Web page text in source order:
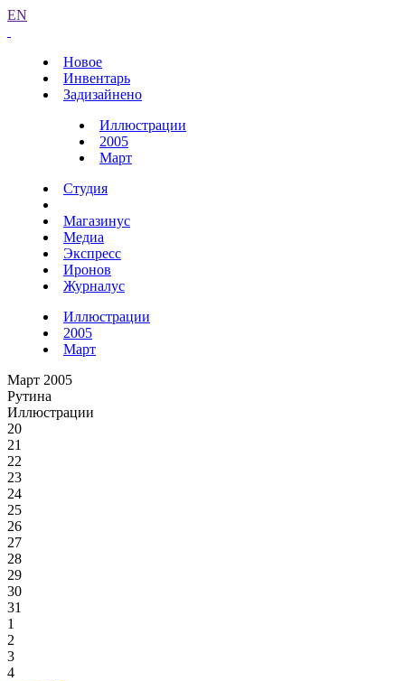
EN
Новое
Инвентарь
Задизайнено
Иллюстрации
2005
Март
Студия
Магазинус
Медиа
Экспресс
Иронов
Журналус
Иллюстрации
2005
Март
Март 2005
Рутина
Иллюстрации
20
21
22
23
24
25
26
27
28
29
30
31
1
2
3
4